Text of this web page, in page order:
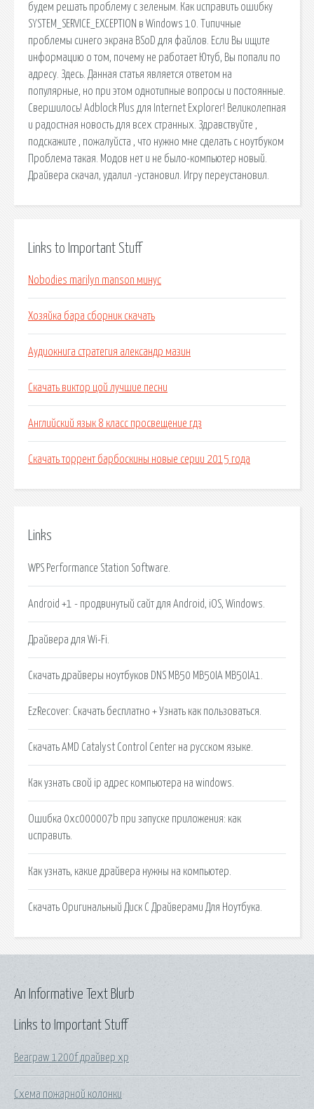
будем решать проблему с зеленым. Как исправить ошибку
SYSTEM_SERVICE_EXCEPTION в Windows 10. Типичные
проблемы синего экрана BSoD для файлов. Если Вы ищите
информацию о том, почему не работает Ютуб, Вы попали по
адресу. Здесь. Данная статья является ответом на
популярные, но при этом однотипные вопросы и постоянные.
Свершилось! Adblock Plus для Internet Explorer! Великолепная
и радостная новость для всех странных. Здравствуйте ,
подскажите , пожалуйста , что нужно мне сделать с ноутбуком
Проблема такая. Модов нет и не было-компьютер новый.
Драйвера скачал, удалил -установил. Игру переустановил.
Links to Important Stuff
Nobodies marilyn manson минус
Хозяйка бара сборник скачать
Аудиокнига стратегия александр мазин
Скачать виктор цой лучшие песни
Английский язык 8 класс просвещение гдз
Скачать торрент барбоскины новые серии 2015 года
Links
WPS Performance Station Software.
Android +1 - продвинутый сайт для Android, iOS, Windows.
Драйвера для Wi-Fi.
Скачать драйверы ноутбуков DNS MB50 MB50IA MB50IA1.
EzRecover: Скачать бесплатно + Узнать как пользоваться.
Скачать AMD Catalyst Control Center на русском языке.
Как узнать свой ip адрес компьютера на windows.
Ошибка 0xc000007b при запуске приложения: как
исправить.
Как узнать, какие драйвера нужны на компьютер.
Скачать Оригинальный Диск С Драйверами Для Ноутбука.
Links to Important Stuff
Bearpaw 1200f драйвер xp
Схема пожарной колонки
An Informative Text Blurb